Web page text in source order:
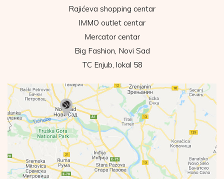
Rajićeva shopping centar
IMMO outlet centar
Mercator centar
Big Fashion, Novi Sad
TC Enjub, lokal 58